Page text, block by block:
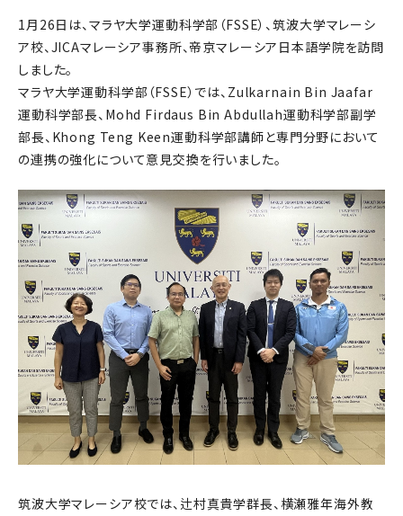
1月26日は、マラヤ大学運動科学部（FSSE）、筑波大学マレーシ
ア校、JICAマレーシア事務所、帝京マレーシア日本語学院を訪問
しました。
マラヤ大学運動科学部（FSSE）では、Zulkarnain Bin Jaafar
運動科学部長、Mohd Firdaus Bin Abdullah運動科学部副学
部長、Khong Teng Keen運動科学部講師と専門分野において
の連携の強化について意見交換を行いました。
筑波大学マレーシア校では、辻村真貴学群長、横瀬雅年海外教